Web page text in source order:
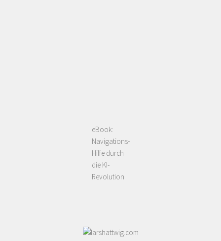
eBook:
Navigations-
Hilfe durch
die KI-
Revolution